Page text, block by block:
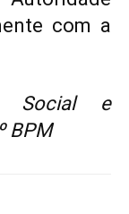
com a
Social e
BPM